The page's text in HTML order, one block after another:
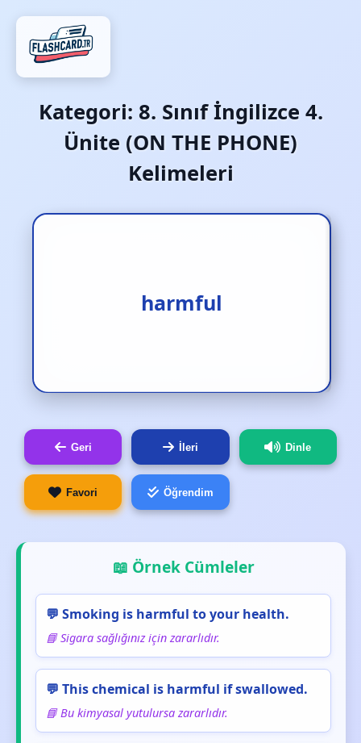
Kategori: 8. Sınıf İngilizce 4.
Ünite (ON THE PHONE)
Kelimeleri
harmful
zararlı
Geri İleri Dinle
Favori Öğrendim
📖 Örnek Cümleler
💬 Smoking is harmful to your health.
📘 Sigara sağlığınız için zararlıdır.
💬 This chemical is harmful if swallowed.
📘 Bu kimyasal yutulursa zararlıdır.